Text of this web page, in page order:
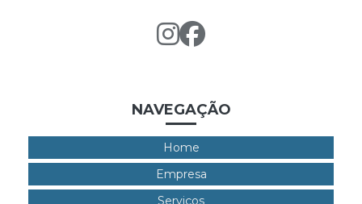
NAVEGAÇÃO
Home
Empresa
Serviços